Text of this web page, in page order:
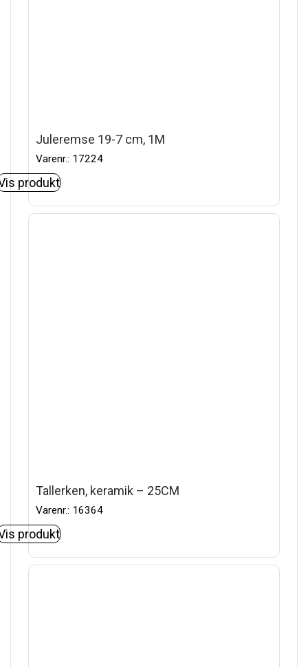
Juleremse 19-7 cm, 1M
Varenr.: 17224
produkt
Tallerken, keramik – 25CM
Varenr.: 16364
produkt